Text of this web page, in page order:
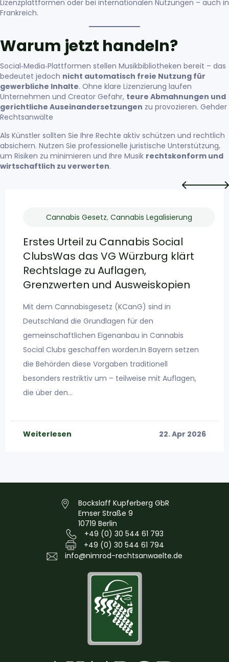
Lizenzplattformen oder bei internationalen Nutzungen – auch in
Frankreich.
Warum jetzt handeln?
Social‑Media‑Plattformen stellen Musikbibliotheken bereit – das
bedeutet jedoch nicht automatisch freie Nutzung für
gewerbliche Inhalte. Ohne klare Lizenzierung laufen
Unternehmen und Creator Gefahr, teure Abmahnungen und
gerichtliche Auseinandersetzungen zu provozieren. Gehder
Rechtsanwälte
Als Künstler sollten Sie Ihre Rechte aktiv schützen und rechtlich
absichern. Nutzen Sie professionelle juristische Unterstützung,
um Risiken zu minimieren und Ihre Musik rechtskonform und
wirtschaftlich zu verwerten.
Cannabis Gesetz, Cannabis Legalisierung
Erstes Urteil zu Cannabis Social
ClubsWas das VG Würzburg klärt
Rechtslage zu Auflagen,
Grenzwerten und Ausweiskopien
Mit dem Cannabisgesetz (KCanG) sind in
Deutschland die Grundlagen für den
gemeinschaftlichen Eigenanbau in Cannabis
Social Clubs geschaffen worden.In Bayern setzen
die Behörden diese Vorgaben traditionell
besonders restriktiv um – teilweise mit Auflagen,
die über den…
Weiterlesen 22. Apr 2026
Bockslaff Kupferberg GbR
Emser Straße 9
10719 Berlin
+49 (0) 30 544 61 793
+49 (0) 30 544 61 794
info@nimrod-rechtsanwaelte.de